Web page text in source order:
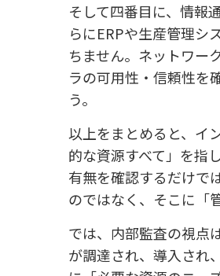
そして四番目に、情報
らにERPや生産管理シ
ちません。ネットワー
ラの可用性・信頼性を
う。
以上をまとめると、イ
的な資源すべて」を指
有無を確認するだけで
のではなく、そこに「
では、内部監査の視点
が調達され、導入され